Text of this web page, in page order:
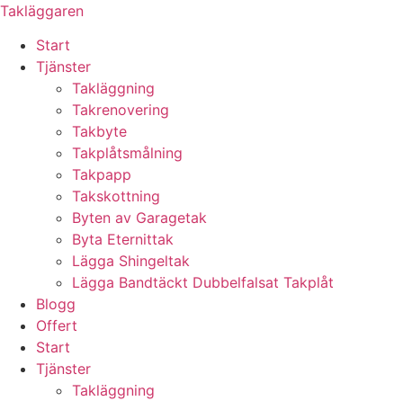
Skip
content
Takläggaren
Start
Tjänster
Takläggning
Takrenovering
Takbyte
Takplåtsmålning
Takpapp
Takskottning
Byten av Garagetak
Byta Eternittak
Lägga Shingeltak
Lägga Bandtäckt Dubbelfalsat Takplåt
Blogg
Offert
Start
Tjänster
Takläggning